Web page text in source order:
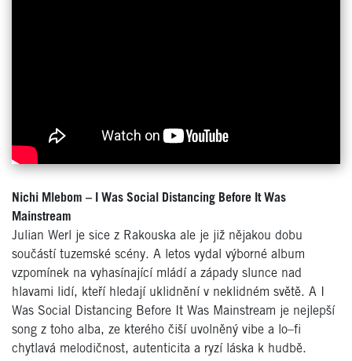
Nichi Mlebom – I Was Social Distancing Before It Was
Mainstream
Julian Werl je sice z Rakouska ale je již nějakou dobu
součástí tuzemské scény. A letos vydal výborné album
vzpomínek na vyhasínající mládí a západy slunce nad
hlavami lidí, kteří hledají uklidnění v neklidném světě. A I
Was Social Distancing Before It Was Mainstream je nejlepší
song z toho alba, ze kterého čiší uvolněný vibe a lo–fi
chytlavá melodičnost, autenticita a ryzí láska k hudbě.